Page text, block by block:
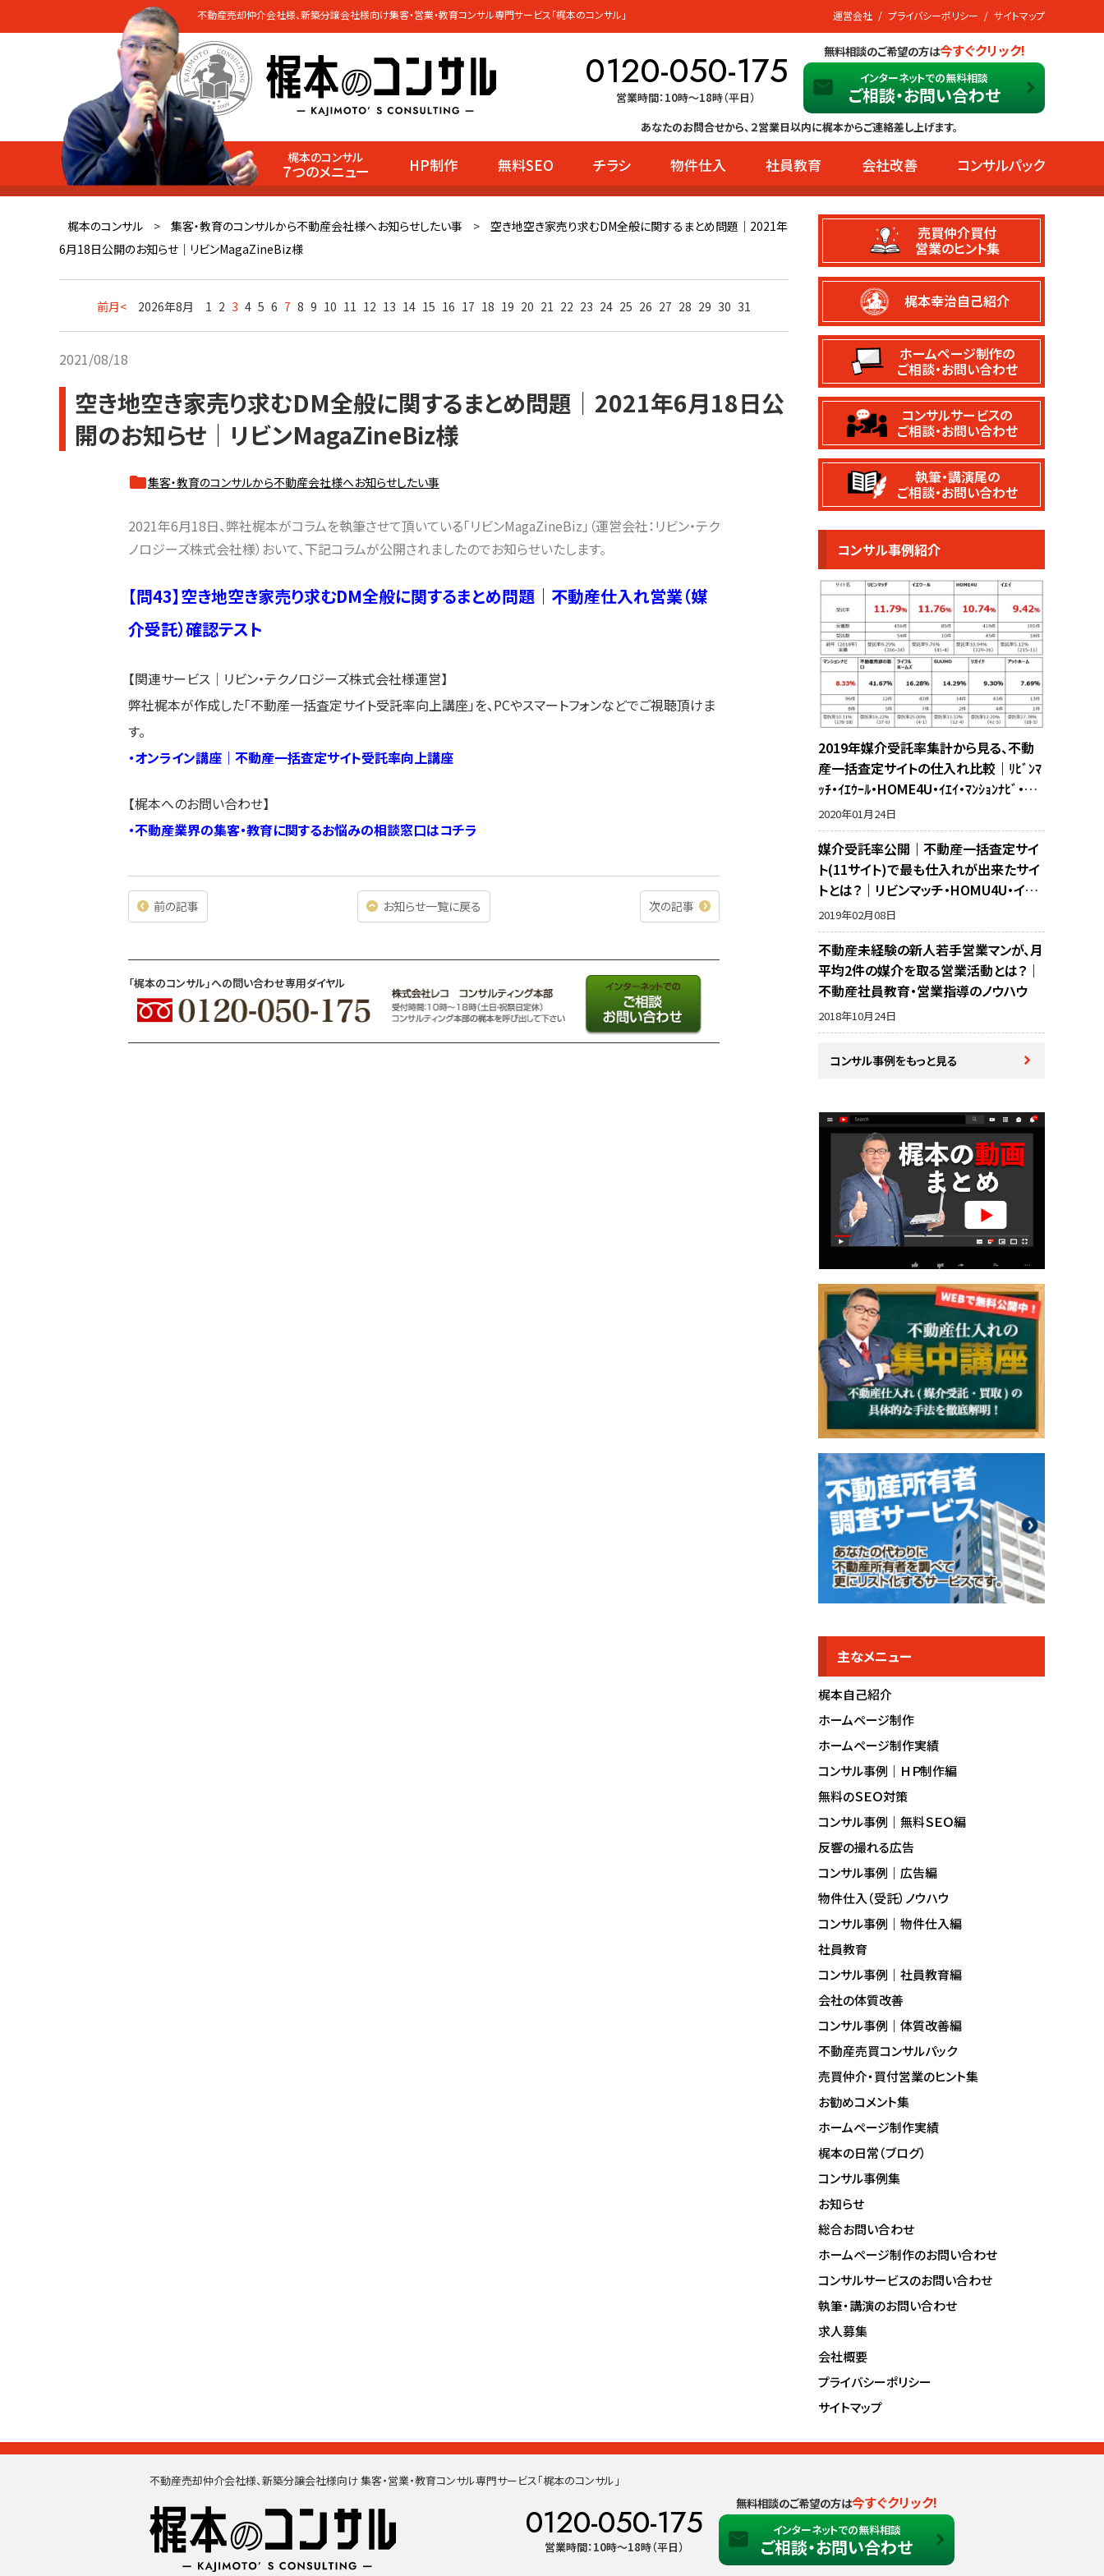
不動産売却仲介会社様、新築分譲会社様向け集客・営業・教育コンサル専門サービス「梶本のコンサル」
0120-050-175
営業時間：10時〜18時（平日）
無料相談のご希望の方は今すぐクリック!
インターネットでの無料相談
ご相談・お問い合わせ
運営会社 プライバシーポリシー サイトマップ
あなたのお問合せから、２営業日以内に梶本からご連絡差し上げます。
梶本のコンサル
７つのメニュー HP制作 無料SEO チラシ 物件仕入 社員教育 会社改善 コンサルパック
梶本のコンサル > 集客・教育のコンサルから不動産会社様へお知らせしたい事 >
空き地空き家売り求むDM全般に関するまとめ問題｜2021年
6月18日公開のお知らせ｜リビンMagaZineBiz様
前月< 2026年8月 1 2 3 4 5 6 7 8 9 10 11 12 13 14 15 16 17 18 19 20 21 22 23 24 25 26 27 28 29 30 31
2021/08/18
空き地空き家売り求むDM全般に関するまとめ問題｜2021年6月18日公
開のお知らせ｜リビンMagaZineBiz様
集客・教育のコンサルから不動産会社様へお知らせしたい事
2021年6月18日、弊社梶本がコラムを執筆させて頂いている「リビンMagaZineBiz」（運営会社：リビン・テク
ノロジーズ株式会社様）おいて、下記コラムが公開されましたのでお知らせいたします。
【問43】空き地空き家売り求むDM全般に関するまとめ問題｜不動産仕入れ営業（媒
介受託）確認テスト
【関連サービス｜リビン・テクノロジーズ株式会社様運営】
弊社梶本が作成した「不動産一括査定サイト受託率向上講座」を、PCやスマートフォンなどでご視聴頂けま
す。
・オンライン講座｜不動産一括査定サイト受託率向上講座
【梶本へのお問い合わせ】
・不動産業界の集客・教育に関するお悩みの相談窓口はコチラ
前の記事 お知らせ一覧に戻る 次の記事
「梶本のコンサル」への問い合わせ専用ダイヤル
売買仲介買付
営業のヒント集
梶本幸治自己紹介
ホームページ制作の
ご相談・お問い合わせ
コンサルサービスの
ご相談・お問い合わせ
執筆・講演尾の
ご相談・お問い合わせ
コンサル事例紹介
2019年媒介受託率集計から見る、不動
産一括査定サイトの仕入れ比較｜ﾘﾋﾞﾝﾏ
ｯﾁ・ｲｴｳｰﾙ・HOME4U・ｲｴｲ・ﾏﾝｼｮﾝﾅﾋﾞ・不
動産売却の窓口・ﾗｲﾌﾙﾎｰﾑｽﾞ・SUUMO・ﾘ
ｶﾞｲﾄﾞ・ｱｯﾄﾎｰﾑの10サイト比較
2020年01月24日
媒介受託率公開｜不動産一括査定サイ
ト(11サイト)で最も仕入れが出来たサイ
トとは？｜リビンマッチ・HOMU4U・イエ
イ・イエウール・マンションナビ・リガイド・
アットホーム・SUUMO・不動産売却の窓
口・ホームズ・マイナビの反響比較
2019年02月08日
不動産未経験の新人若手営業マンが、月
平均2件の媒介を取る営業活動とは？｜
不動産社員教育・営業指導のノウハウ
2018年10月24日
コンサル事例をもっと見る
主なメニュー
梶本自己紹介
ホームページ制作
ホームページ制作実績
コンサル事例｜ＨＰ制作編
無料のＳＥＯ対策
コンサル事例｜無料ＳＥＯ編
反響の撮れる広告
コンサル事例｜広告編
物件仕入（受託）ノウハウ
コンサル事例｜物件仕入編
社員教育
コンサル事例｜社員教育編
会社の体質改善
コンサル事例｜体質改善編
不動産売買コンサルパック
売買仲介・買付営業のヒント集
お勧めコメント集
ホームページ制作実績
梶本の日常（ブログ）
コンサル事例集
お知らせ
総合お問い合わせ
ホームページ制作のお問い合わせ
コンサルサービスのお問い合わせ
執筆・講演のお問い合わせ
求人募集
会社概要
プライバシーポリシー
サイトマップ
不動産売却仲介会社様、新築分譲会社様向け 集客・営業・教育コンサル専門サービス「梶本のコンサル」
0120-050-175
営業時間：10時〜18時（平日）
無料相談のご希望の方は今すぐクリック!
インターネットでの無料相談
ご相談・お問い合わせ